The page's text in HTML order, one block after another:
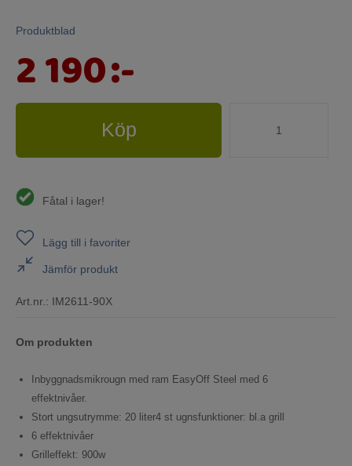
Produktblad
2 190:-
Köp
Fåtal i lager!
Lägg till i favoriter
Jämför produkt
Art.nr.: IM2611-90X
Om produkten
Inbyggnadsmikrougn med ram EasyOff Steel med 6
effektnivåer.
Stort ungsutrymme: 20 liter4 st ugnsfunktioner: bl.a grill
6 effektnivåer
Grilleffekt: 900w